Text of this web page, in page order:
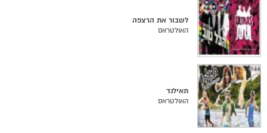
לשבור את הרצפה
האולטראס
תאילנד
האולטראס